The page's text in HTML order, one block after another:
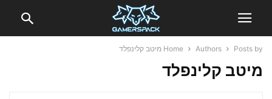
Home Authors Posts by מיטב קלינפלד
מיטב קלינפלד